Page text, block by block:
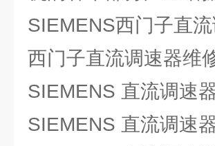
SIEMENS西门子直
西门子直流调速器维
SIEMENS 直流调速
SIEMENS 直流调速